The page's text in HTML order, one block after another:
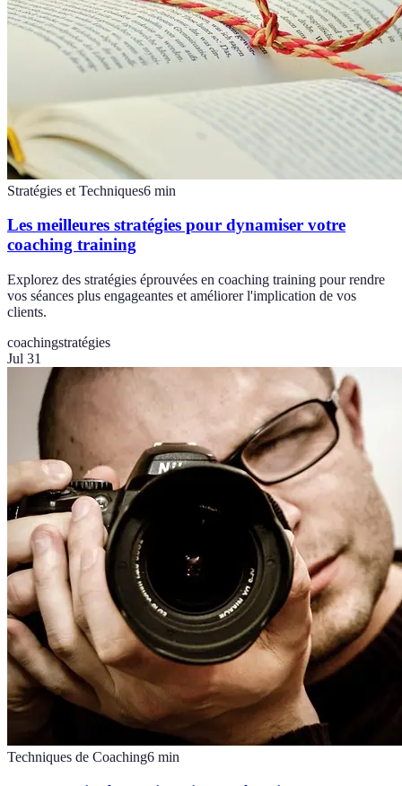
Stratégies et Techniques6 min
Les meilleures stratégies pour dynamiser votre
coaching training
Explorez des stratégies éprouvées en coaching training pour rendre
vos séances plus engageantes et améliorer l'implication de vos
clients.
coachingstratégies
Jul 31
Techniques de Coaching6 min